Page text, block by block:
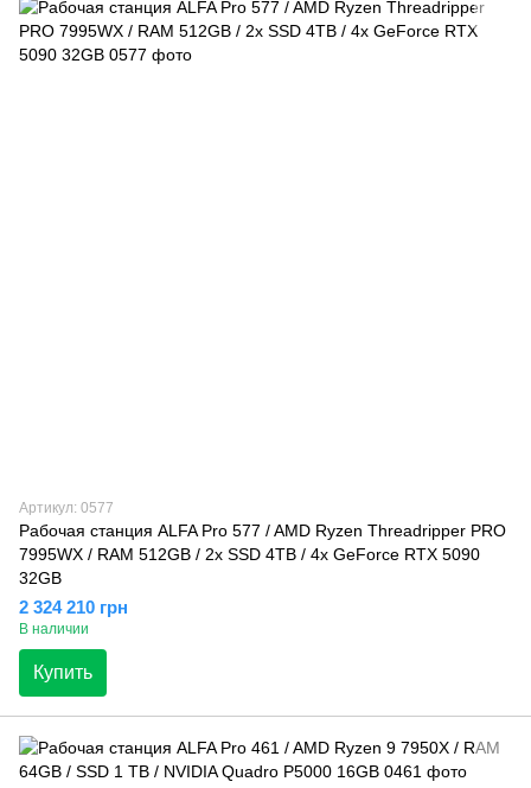
Артикул: 0577
Рабочая станция ALFA Pro 577 / AMD Ryzen Threadripper PRO
7995WX / RAM 512GB / 2х SSD 4TB / 4х GeForce RTX 5090
32GB
2 324 210 грн
В наличии
Купить